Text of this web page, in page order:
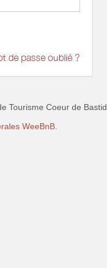
de passe oublié ?
Tourisme Coeur de
WeeBnB.